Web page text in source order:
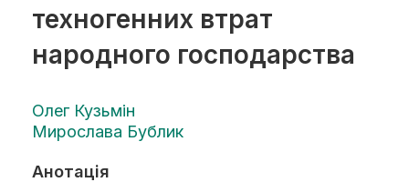
техногенних втрат
народного господарства
Олег Кузьмін
Мирослава Бублик
Анотація